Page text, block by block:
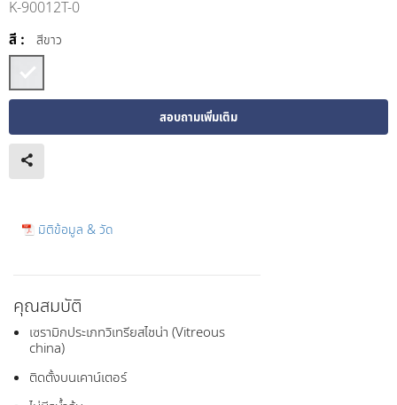
K-90012T-0
สี : สีขาว
สอบถามเพิ่มเติม
มิติข้อมูล & วัด
คุณสมบัติ
เซรามิกประเภทวิเทรียสไชน่า (Vitreous
china)
ติดตั้งบนเคาน์เตอร์